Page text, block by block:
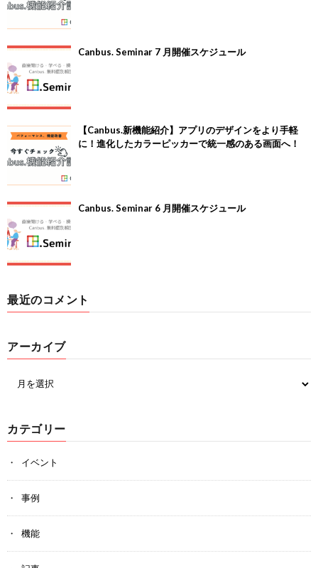
Canbus. Seminar 7 月開催スケジュール
【Canbus.新機能紹介】アプリのデザインをより手軽
に！進化したカラーピッカーで統一感のある画面へ！
Canbus. Seminar 6 月開催スケジュール
最近のコメント
アーカイブ
カテゴリー
イベント
事例
機能